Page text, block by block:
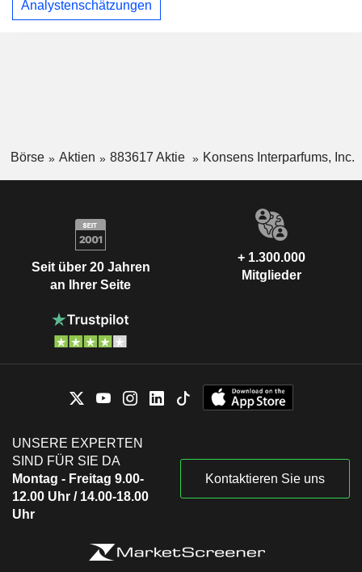
Analystenschätzungen
Börse Aktien 883617 Aktie Konsens Interparfums, Inc.
Seit über 20 Jahren
an Ihrer Seite
+ 1.300.000
Mitglieder
UNSERE EXPERTEN
SIND FÜR SIE DA
Montag - Freitag 9.00-
12.00 Uhr / 14.00-18.00
Uhr
Kontaktieren Sie uns